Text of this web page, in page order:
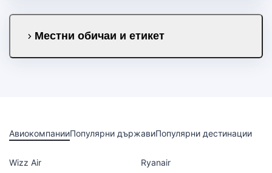
Местни обичаи и етикет
АвиокомпанииПопулярни държавиПопулярни дестинации
Wizz Air
Ryanair